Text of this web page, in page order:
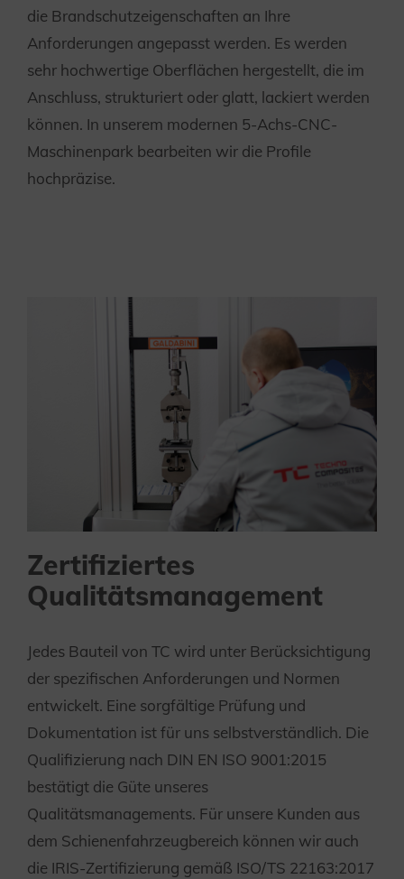
die Brandschutzeigenschaften an Ihre
Anforderungen angepasst werden. Es werden
sehr hochwertige Oberflächen hergestellt, die im
Anschluss, strukturiert oder glatt, lackiert werden
können. In unserem modernen 5-Achs-CNC-
Maschinenpark bearbeiten wir die Profile
hochpräzise.
Zertifiziertes
Qualitätsmanagement
Jedes Bauteil von TC wird unter Berücksichtigung
der spezifischen Anforderungen und Normen
entwickelt. Eine sorgfältige Prüfung und
Dokumentation ist für uns selbstverständlich. Die
Qualifizierung nach DIN EN ISO 9001:2015
bestätigt die Güte unseres
Qualitätsmanagements. Für unsere Kunden aus
dem Schienenfahrzeugbereich können wir auch
die IRIS-Zertifizierung gemäß ISO/TS 22163:2017